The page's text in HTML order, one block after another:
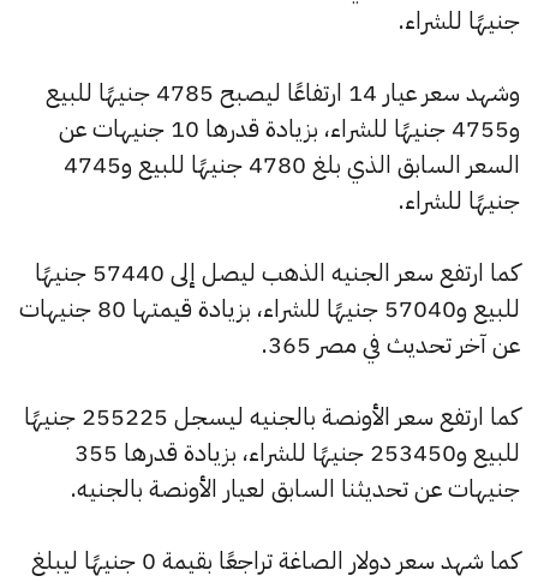
جنيهًا للشراء.
وشهد سعر عيار 14 ارتفاعًا ليصبح 4785 جنيهًا للبيع
و4755 جنيهًا للشراء، بزيادة قدرها 10 جنيهات عن
السعر السابق الذي بلغ 4780 جنيهًا للبيع و4745
جنيهًا للشراء.
كما ارتفع سعر الجنيه الذهب ليصل إلى 57440 جنيهًا
للبيع و57040 جنيهًا للشراء، بزيادة قيمتها 80 جنيهات
عن آخر تحديث في مصر 365.
كما ارتفع سعر الأونصة بالجنيه ليسجل 255225 جنيهًا
للبيع و253450 جنيهًا للشراء، بزيادة قدرها 355
جنيهات عن تحديثنا السابق لعيار الأونصة بالجنيه.
كما شهد سعر دولار الصاغة تراجعًا بقيمة 0 جنيهًا ليبلغ